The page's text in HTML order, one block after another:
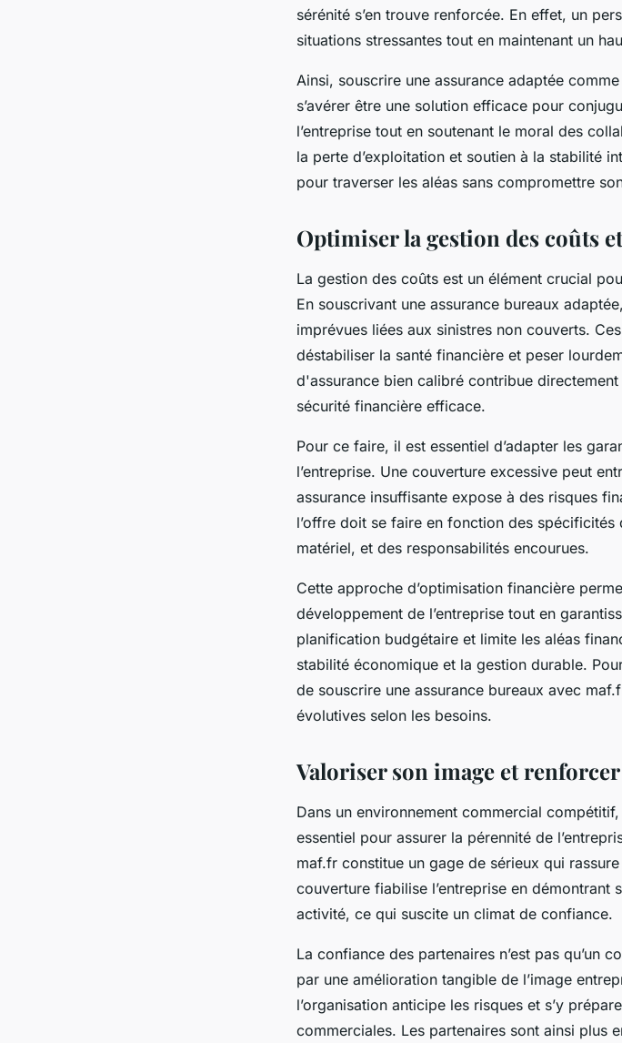
sérénité s’en trouve renforcée. En effet, un
situations stressantes tout en maintenant un
Ainsi, souscrire une assurance adaptée
s’avérer être une solution efficace pour
l’entreprise tout en soutenant le moral des
la perte d’exploitation et soutien à la stabilité
pour traverser les aléas sans compromettre
Optimiser la gestion des coûts
La gestion des coûts est un élément crucial
En souscrivant une assurance bureaux
imprévues liées aux sinistres non couverts.
déstabiliser la santé financière et peser
d'assurance bien calibré contribue
sécurité financière efficace.
Pour ce faire, il est essentiel d’adapter les
l’entreprise. Une couverture excessive peut
assurance insuffisante expose à des risques
l’offre doit se faire en fonction des
matériel, et des responsabilités encourues.
Cette approche d’optimisation financière
développement de l’entreprise tout en
planification budgétaire et limite les aléas
stabilité économique et la gestion durable.
de souscrire une assurance bureaux avec
évolutives selon les besoins.
Valoriser son image et
Dans un environnement commercial
essentiel pour assurer la pérennité de
maf.fr constitue un gage de sérieux qui
couverture fiabilise l’entreprise en
activité, ce qui suscite un climat de confiance.
La confiance des partenaires n’est pas qu’un
par une amélioration tangible de l’image
l’organisation anticipe les risques et s’y
commerciales. Les partenaires sont ainsi plus